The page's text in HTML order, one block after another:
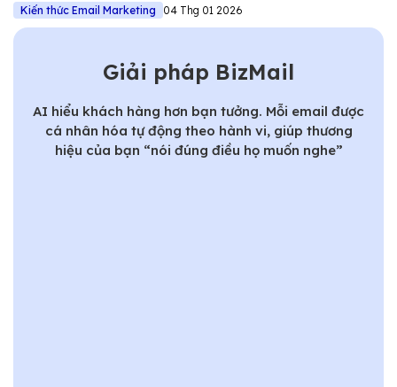
Kiến thức Email Marketing 04 Thg 01 2026
Giải pháp BizMail
AI hiểu khách hàng hơn bạn tưởng. Mỗi email được
cá nhân hóa tự động theo hành vi, giúp thương
hiệu của bạn “nói đúng điều họ muốn nghe”